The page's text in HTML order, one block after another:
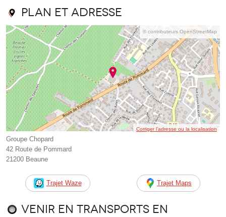
Plan et adresse
© contributeurs OpenStreetMap
Corriger l’adresse ou la localisation
Groupe Chopard
42 Route de Pommard
21200 Beaune
Trajet Waze Trajet Maps
Venir en transports en